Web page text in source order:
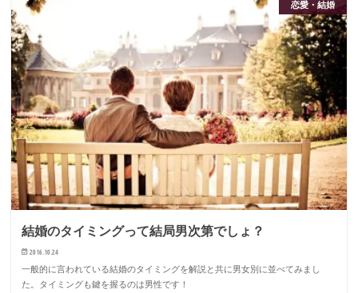
恋愛・結婚
結婚のタイミングって結局男次第でしょ？
2016.10.24
一般的に言われている結婚のタイミングを解説と共に男女別に並べてみまし
た。タイミングも鍵を握るのは男性です！